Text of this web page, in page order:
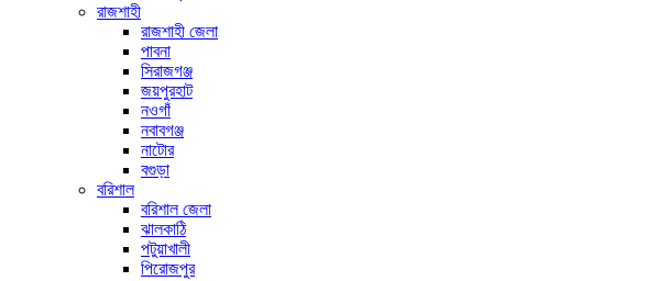
রাজশাহী
রাজশাহী জেলা
পাবনা
সিরাজগঞ্জ
জয়পুরহাট
নওগাঁ
নবাবগঞ্জ
নাটোর
বগুড়া
বরিশাল
বরিশাল জেলা
ঝালকাঠি
পটুয়াখালী
পিরোজপুর